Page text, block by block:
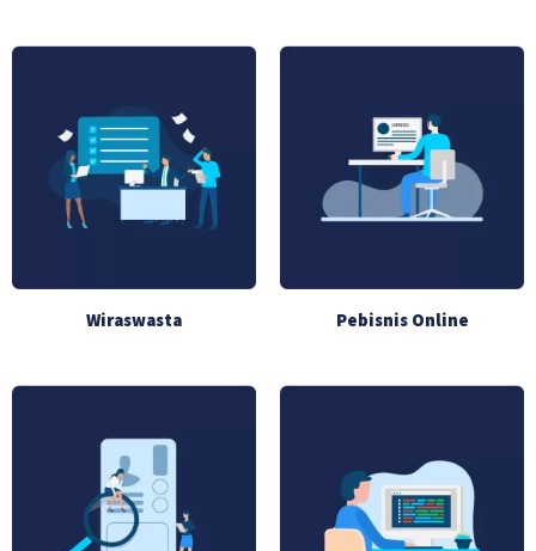
Wiraswasta Pebisnis Online